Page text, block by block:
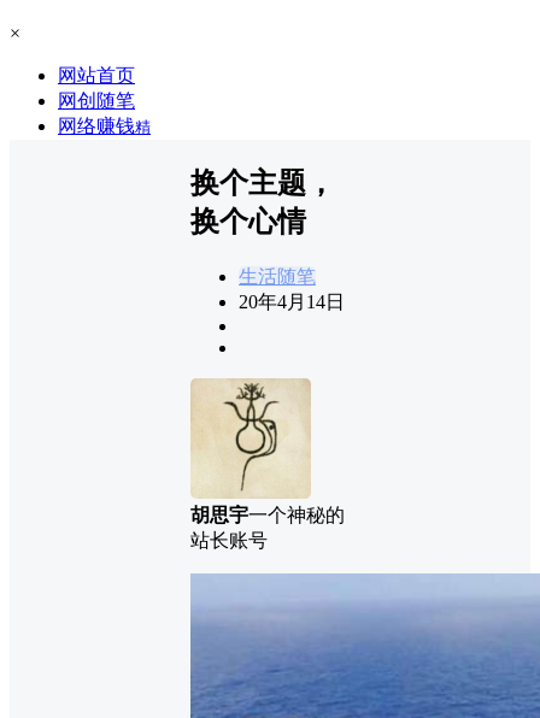
×
网站首页
网创随笔
网络赚钱精
换个主题，
换个心情
生活随笔
20年4月14日
胡思宇一个神秘的
站长账号